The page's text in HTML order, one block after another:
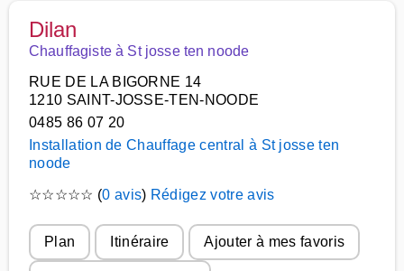
Dilan
Chauffagiste à St josse ten noode
RUE DE LA BIGORNE 14
1210 SAINT-JOSSE-TEN-NOODE
0485 86 07 20
Installation de Chauffage central à St josse ten
noode
☆☆☆☆☆ (0 avis) Rédigez votre avis
Plan Itinéraire Ajouter à mes favoris